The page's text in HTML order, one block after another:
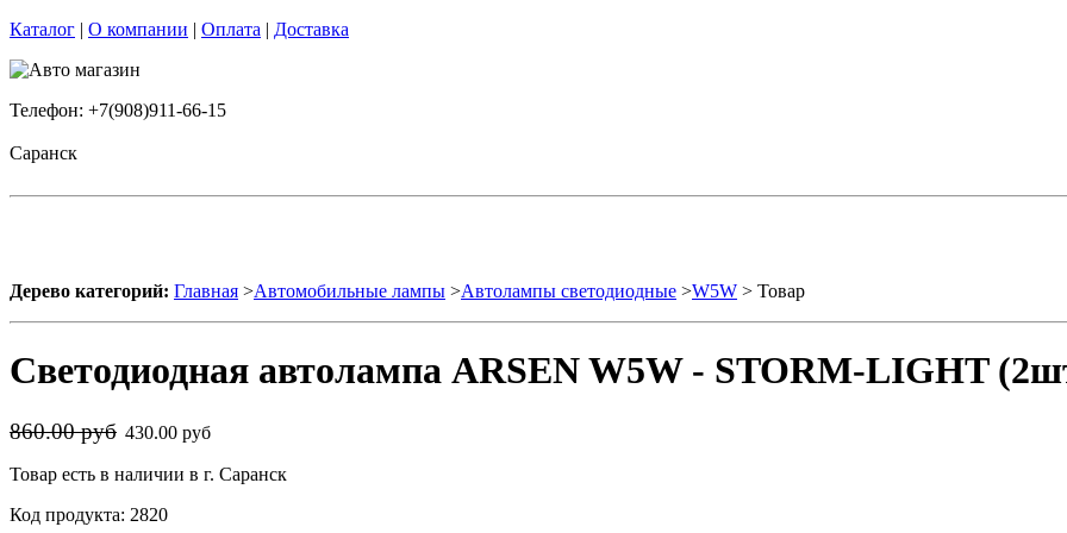
Каталог | О компании | Оплата | Доставка
Телефон: +7(908)911-66-15
Саранск
Дерево категорий: Главная >Автомобильные лампы >Автолампы светодиодные >W5W > Товар
Светодиодная автолампа ARSEN W5W - STORM-LIGHT
860.00 руб 430.00 руб
Товар есть в наличии в г. Саранск
Код продукта: 2820